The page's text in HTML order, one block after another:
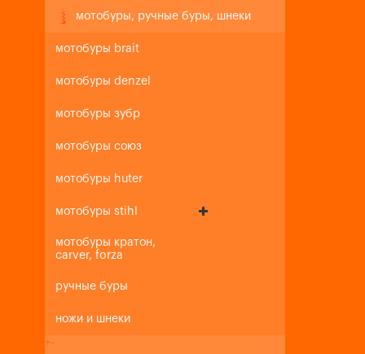
мотобуры, ручные буры, шнеки
мотобуры brait
мотобуры denzel
мотобуры зубр
мотобуры союз
мотобуры huter
мотобуры stihl
мотобуры кратон,
carver, forza
ручные буры
ножи и шнеки
+-